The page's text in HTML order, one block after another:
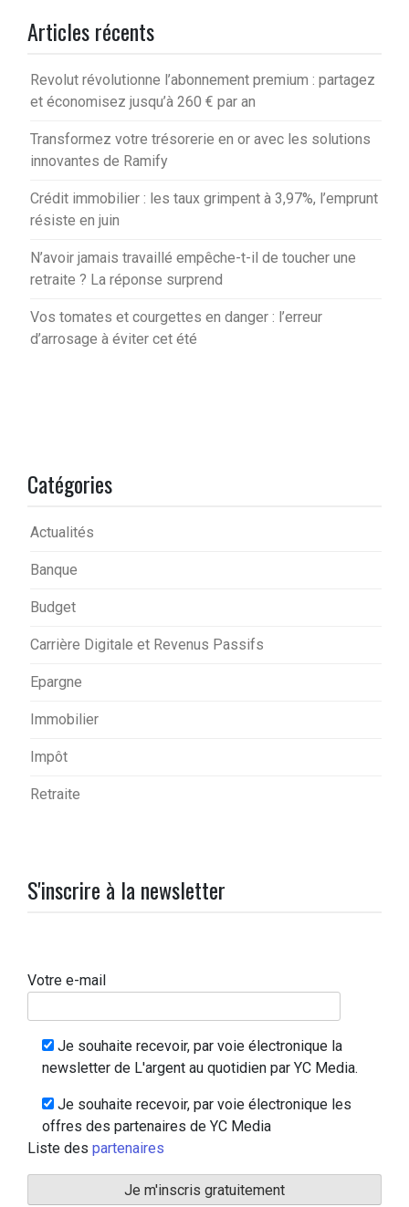
Articles récents
Revolut révolutionne l’abonnement premium : partagez
et économisez jusqu’à 260 € par an
Transformez votre trésorerie en or avec les solutions
innovantes de Ramify
Crédit immobilier : les taux grimpent à 3,97%, l’emprunt
résiste en juin
N’avoir jamais travaillé empêche-t-il de toucher une
retraite ? La réponse surprend
Vos tomates et courgettes en danger : l’erreur
d’arrosage à éviter cet été
Catégories
Actualités
Banque
Budget
Carrière Digitale et Revenus Passifs
Epargne
Immobilier
Impôt
Retraite
S'inscrire à la newsletter
Votre e-mail
Je souhaite recevoir, par voie électronique la
newsletter de L'argent au quotidien par YC Media.
Je souhaite recevoir, par voie électronique les
offres des partenaires de YC Media
Liste des partenaires